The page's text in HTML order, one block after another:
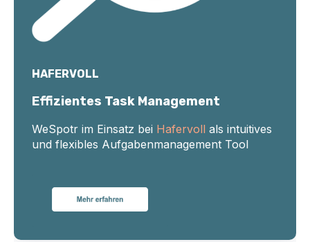
HAFERVOLL
Effizientes Task Management
WeSpotr im Einsatz bei Hafervoll als intuitives
und flexibles Aufgabenmanagement Tool